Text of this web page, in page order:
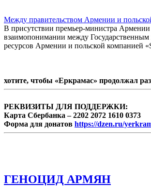
Между правительством Армении и
В присутствии премьер-министра
взаимопонимании между Государственным
ресурсов Армении и польской компанией
хотите, чтобы «Еркрамас» продолжал
РЕКВИЗИТЫ ДЛЯ ПОДДЕРЖКИ:
Карта Сбербанка – 2202 2072 1610 0373
Форма для донатов https://dzen.ru/
ГЕНОЦИД АРМЯН